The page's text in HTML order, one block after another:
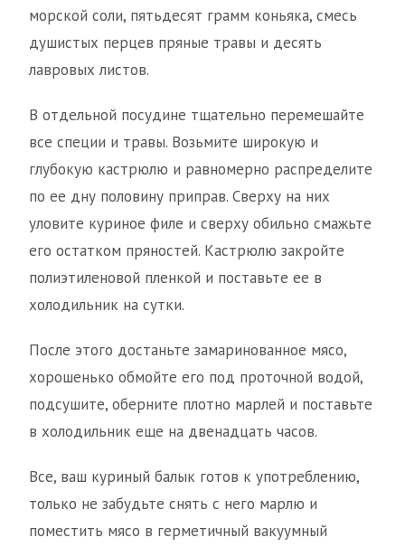
морской соли, пятьдесят грамм коньяка, смесь
душистых перцев пряные травы и десять
лавровых листов.
В отдельной посудине тщательно перемешайте
все специи и травы. Возьмите широкую и
глубокую кастрюлю и равномерно распределите
по ее дну половину приправ. Сверху на них
уловите куриное филе и сверху обильно смажьте
его остатком пряностей. Кастрюлю закройте
полиэтиленовой пленкой и поставьте ее в
холодильник на сутки.
После этого достаньте замаринованное мясо,
хорошенько обмойте его под проточной водой,
подсушите, оберните плотно марлей и поставьте
в холодильник еще на двенадцать часов.
Все, ваш куриный балык готов к употреблению,
только не забудьте снять с него марлю и
поместить мясо в герметичный вакуумный